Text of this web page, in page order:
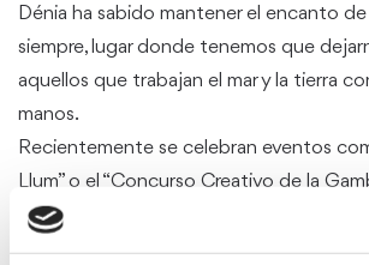
Dénia ha sabido mantener el encanto
siempre, lugar donde tenemos que
aquellos que trabajan el mar y la tierra
manos.
Recientemente se celebran eventos
Llum” o el “Concurso Creativo de la
que se celebran cada año en el Mercat,
atracción propia y natural.